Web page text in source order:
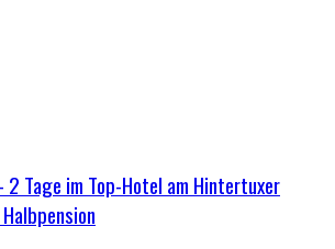
Tage im Top-Hotel am Hintertuxer